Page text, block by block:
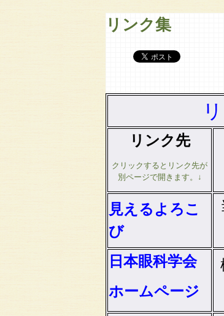
リンク集
リンク先
クリックするとリンク先が
別ページで開きます。↓
見えるよろこ
び
日本眼科学会
ホームページ